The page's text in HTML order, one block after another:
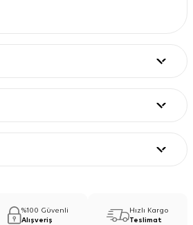
%100 Güvenli
Alışveriş
Hızlı Kargo
Teslimat